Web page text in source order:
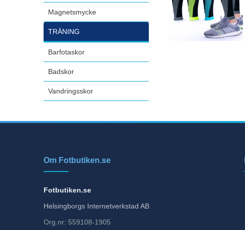
Magnetsmycke
TRÄNING
Barfotaskor
Badskor
Vandringsskor
Om Fotbutiken.se
Fotbutiken.se
Helsingborgs Internetverkstad AB
Org.nr: 559108-1905